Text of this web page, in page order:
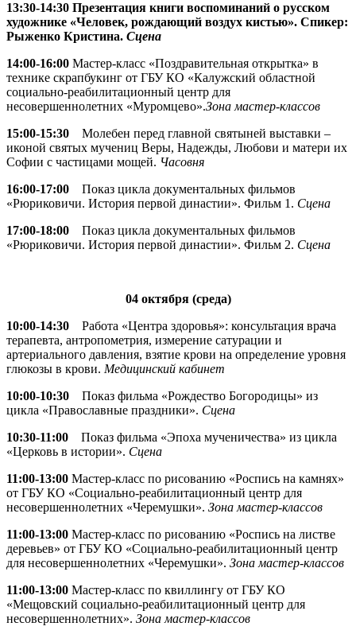
13:30-14:30 Презентация книги воспоминаний о русском
художнике «Человек, рождающий воздух кистью». Спикер:
Рыженко Кристина. Сцена
14:00-16:00 Мастер-класс «Поздравительная открытка» в
технике скрапбукинг от ГБУ КО «Калужский областной
социально-реабилитационный центр для
несовершеннолетних «Муромцево».Зона мастер-классов
15:00-15:30 Молебен перед главной святыней выставки –
иконой святых мучениц Веры, Надежды, Любови и матери их
Софии с частицами мощей. Часовня
16:00-17:00 Показ цикла документальных фильмов
«Рюриковичи. История первой династии». Фильм 1. Сцена
17:00-18:00 Показ цикла документальных фильмов
«Рюриковичи. История первой династии». Фильм 2. Сцена
04 октября (среда)
10:00-14:30 Работа «Центра здоровья»: консультация врача
терапевта, антропометрия, измерение сатурации и
артериального давления, взятие крови на определение уровня
глюкозы в крови. Медицинский кабинет
10:00-10:30 Показ фильма «Рождество Богородицы» из
цикла «Православные праздники». Сцена
10:30-11:00 Показ фильма «Эпоха мученичества» из цикла
«Церковь в истории». Сцена
11:00-13:00 Мастер-класс по рисованию «Роспись на камнях»
от ГБУ КО «Социально-реабилитационный центр для
несовершеннолетних «Черемушки». Зона мастер-классов
11:00-13:00 Мастер-класс по рисованию «Роспись на листве
деревьев» от ГБУ КО «Социально-реабилитационный центр
для несовершеннолетних «Черемушки». Зона мастер-классов
11:00-13:00 Мастер-класс по квиллингу от ГБУ КО
«Мещовский социально-реабилитационный центр для
несовершеннолетних». Зона мастер-классов